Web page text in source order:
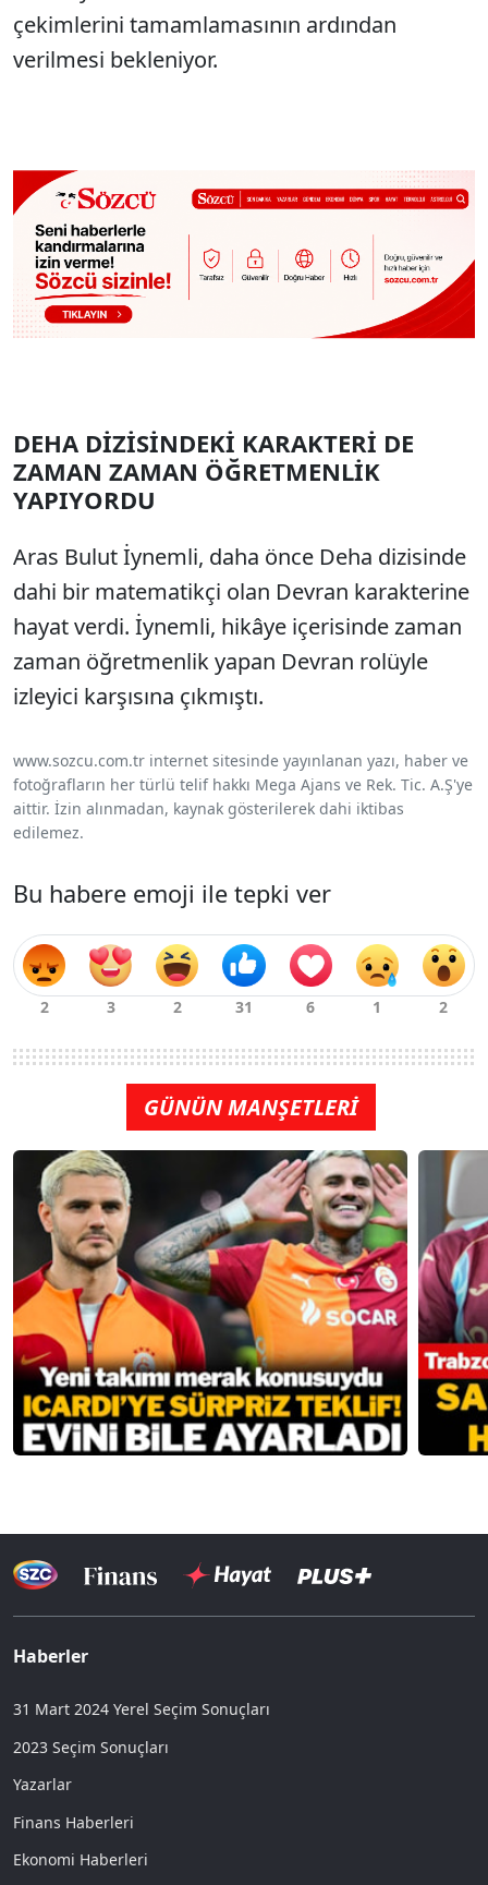
çekimlerini tamamlamasının ardından
verilmesi bekleniyor.
DEHA DİZİSİNDEKİ KARAKTERİ DE
ZAMAN ZAMAN ÖĞRETMENLİK
YAPIYORDU
Aras Bulut İynemli, daha önce Deha dizisinde
dahi bir matematikçi olan Devran karakterine
hayat verdi. İynemli, hikâye içerisinde zaman
zaman öğretmenlik yapan Devran rolüyle
izleyici karşısına çıkmıştı.
www.sozcu.com.tr internet sitesinde yayınlanan yazı, haber ve
fotoğrafların her türlü telif hakkı Mega Ajans ve Rek. Tic. A.Ş'ye
aittir. İzin alınmadan, kaynak gösterilerek dahi iktibas
edilemez.
Bu habere emoji ile tepki ver
GÜNÜN MANŞETLERİ
Haberler
31 Mart 2024 Yerel Seçim Sonuçları
2023 Seçim Sonuçları
Yazarlar
Finans Haberleri
Ekonomi Haberleri